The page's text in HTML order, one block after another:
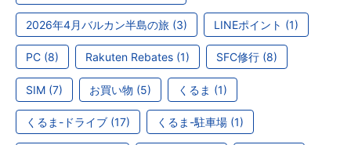
2026年4月バルカン半島の旅 (3) LINEポイント (1)
PC (8) Rakuten Rebates (1) SFC修行 (8)
SIM (7) お買い物 (5) くるま (1)
くるま-ドライブ (17) くるま-駐車場 (1)